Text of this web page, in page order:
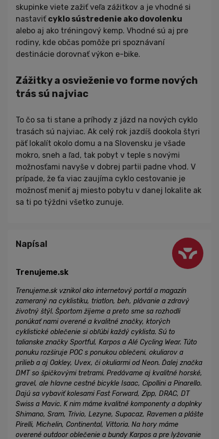
skupinke viete zažiť veľa zážitkov a je vhodné si
nastaviť cyklo sústredenie ako dovolenku
alebo aj ako tréningový kemp. Vhodné sú aj pre
rodiny, kde občas pomôže pri spoznávaní
destinácie dorovnať výkon e-bike.
Zážitky a osvieženie vo forme nových
trás sú najviac
To čo sa ti stane a príhody z jázd na nových cyklo
trasách sú najviac. Ak celý rok jazdíš dookola štyri
päť lokalít okolo domu a na Slovensku je všade
mokro, sneh a ľad, tak pobyt v teple s novými
možnosťami navyše v dobrej partii padne vhod. V
prípade, že ťa viac zaujíma cyklo cestovanie je
možnosť meniť aj miesto pobytu v danej lokalite ak
sa ti po týždni všetko zunuje.
Napísal
Trenujeme.sk
Trenujeme.sk vznikol ako internetový portál a magazín
zameraný na cyklistiku, triatlon, beh, plávanie a zdravý
životný štýl. Športom žijeme a preto sme sa rozhodli
ponúkať nami overené a kvalitné značky, ktorých
cyklistické oblečenie si obľúbi každý cyklista. Sú to
talianske značky Sportful, Karpos a Alé Cycling Wear. Túto
ponuku rozširuje POC s ponukou oblečeni, okuliarov a
prilieb a aj Oakley, Uvex, či okuliarmi od Neon. Ďalej značka
DMT so špičkovými tretrami. Predávame aj kvalitné horské,
gravel, ale hlavne cestné bicykle Isaac, Cipollini a Pinarello.
Dajú sa vybaviť kolesami Fast Forward, Zipp, DRAC, DT
Swiss a Mavic. K nim máme kvalitné komponenty a doplnky
Shimano, Sram, Trivio, Lezyne, Supacaz, Ravemen a plášte
Pirelli, Michelin, Continental, Vittoria. Na hory máme
overené outdoor oblečenie a bundy Karpos a pre lyžovanie